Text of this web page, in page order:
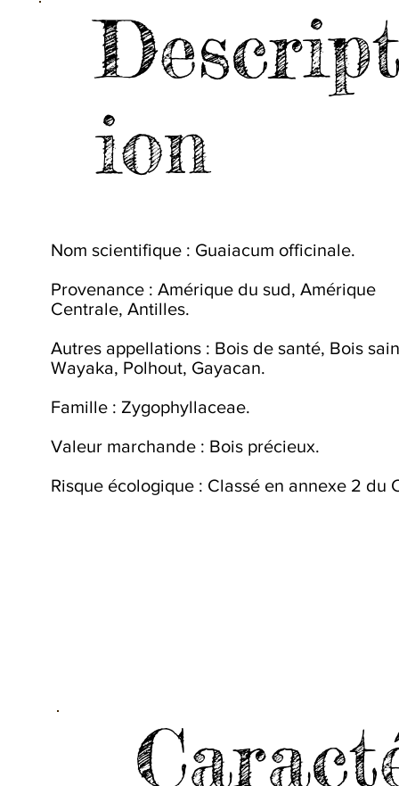
Nom scientifique : Guaiacum officinale.
Provenance : Amérique du sud, Amérique
Centrale, Antilles.
Autres appellations : Bois de santé, Bois
Wayaka, Polhout, Gayacan.
Famille : Zygophyllaceae.
Valeur marchande : Bois précieux.
Risque écologique : Classé en annexe 2 du
ion